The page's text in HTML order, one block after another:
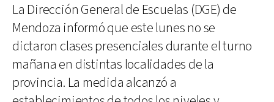
La Dirección General de Escuelas (DGE) de
Mendoza informó que este lunes no se
dictaron clases presenciales durante el turno
mañana en distintas localidades de la
provincia. La medida alcanzó a